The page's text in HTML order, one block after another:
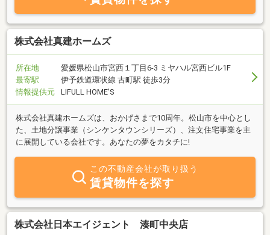
株式会社真建ホームズ
所在地
愛媛県松山市宮西１丁目6-3 ミヤハル宮西ビル1F
最寄駅
伊予鉄道環状線 古町駅 徒歩3分
情報提供元
LIFULL HOME'S
株式会社真建ホームズは、おかげさまで10周年。松山市を中心とし
た、土地分譲事業（シンケンタウンシリーズ）、注文住宅事業を主
に展開している会社です。あなたの夢をカタチに!
この不動産会社が取り扱う
賃貸物件を探す
株式会社日本エイジェント 湊町中央店